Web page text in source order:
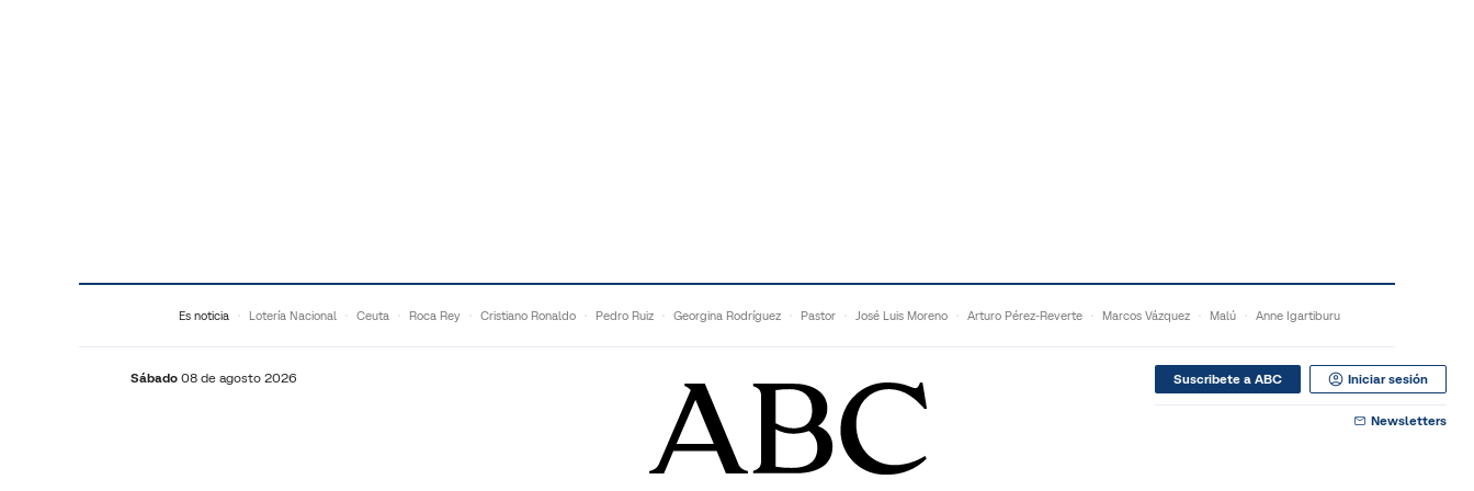
Es noticia Lotería Nacional Ceuta Roca Rey Cristiano Ronaldo Pedro Ruiz Georgina Rodríguez Pastor José Luis Moreno Arturo Pérez-Reverte Marcos Vázquez Malú Anne Igartiburu
Sábado 08 de agosto 2026 Suscribete a ABC Iniciar sesión
Newsletters